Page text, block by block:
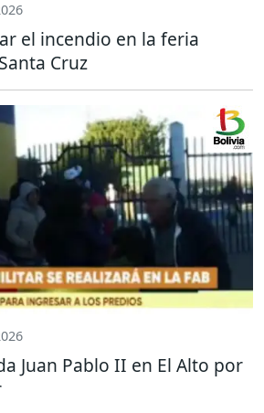
el incendio en la feria
Cruz
Juan Pablo II en El Alto por